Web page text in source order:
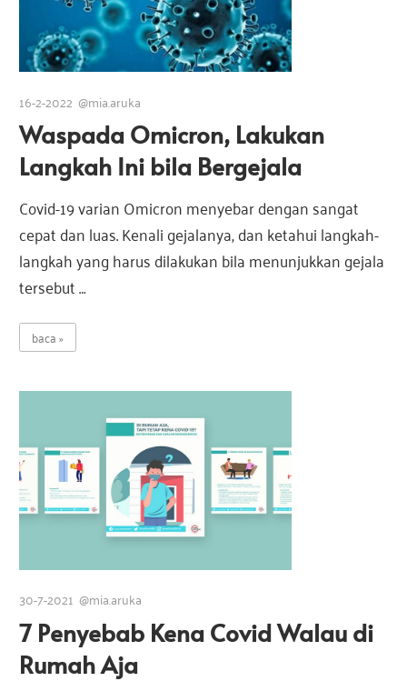
16-2-2022 @mia.aruka
Waspada Omicron, Lakukan
Langkah Ini bila Bergejala
Covid-19 varian Omicron menyebar dengan sangat
cepat dan luas. Kenali gejalanya, dan ketahui langkah-
langkah yang harus dilakukan bila menunjukkan gejala
tersebut …
baca
30-7-2021 @mia.aruka
7 Penyebab Kena Covid Walau di
Rumah Aja